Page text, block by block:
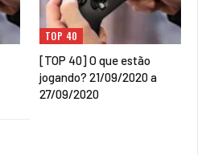
TOP 40
[TOP 40] O que estão
jogando? 21/09/2020 a
27/09/2020